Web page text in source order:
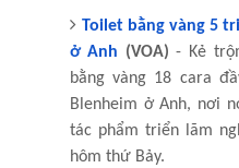
Toilet bằng vàng 5
ở Anh (VOA) - Kẻ
bằng vàng 18 cara
Blenheim ở Anh, nơi
tác phẩm triển lãm
hôm thứ Bảy.